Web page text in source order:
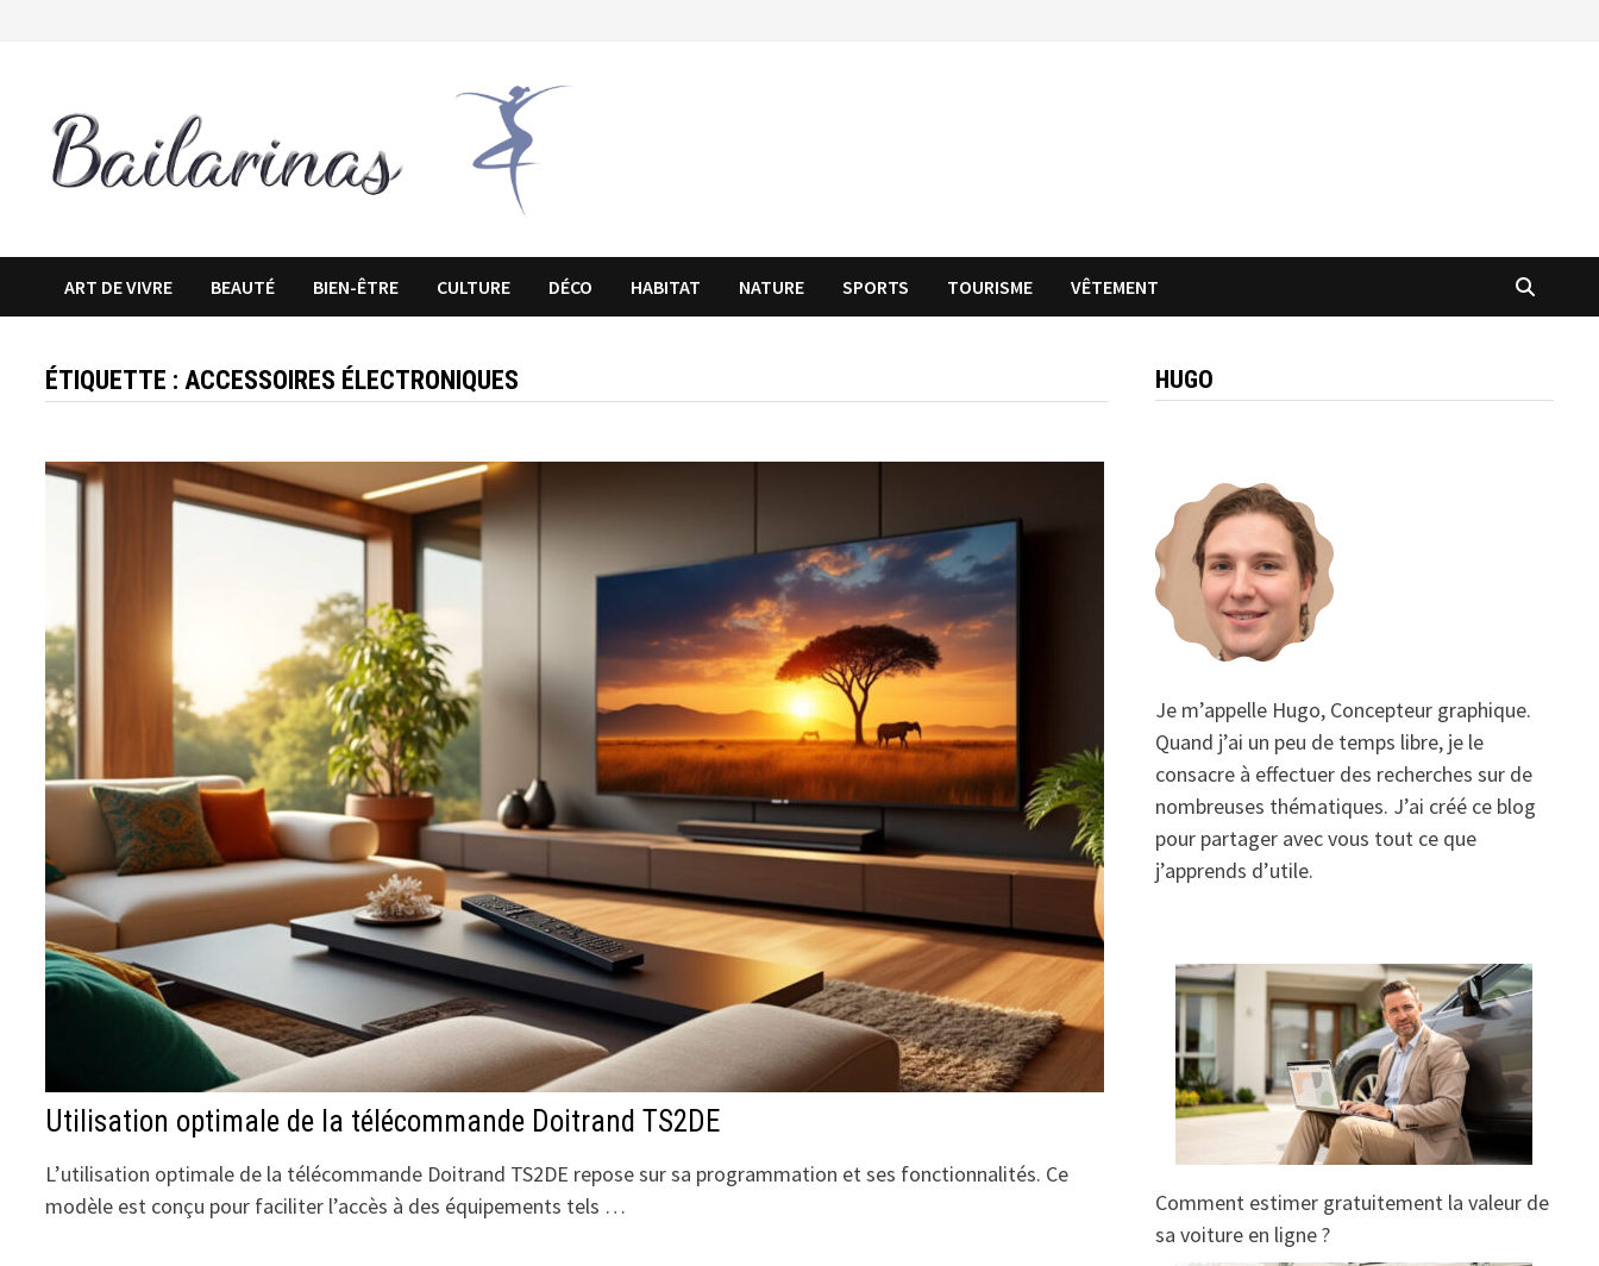
ART DE VIVRE BEAUTÉ BIEN-ÊTRE CULTURE DÉCO HABITAT NATURE SPORTS TOURISME VÊTEMENT
ÉTIQUETTE :ACCESSOIRES ÉLECTRONIQUES
Utilisation optimale de la télécommande Doitrand TS2DE
L’utilisation optimale de la télécommande Doitrand TS2DE repose sur sa programmation et ses fonctionnalités. Ce
modèle est conçu pour faciliter l’accès à des équipements tels …
HUGO
Je m’appelle Hugo, Concepteur graphique.
Quand j’ai un peu de temps libre, je le
consacre à effectuer des recherches sur de
nombreuses thématiques. J’ai créé ce blog
pour partager avec vous tout ce que
j’apprends d’utile.
Comment estimer gratuitement la valeur de
sa voiture en ligne ?